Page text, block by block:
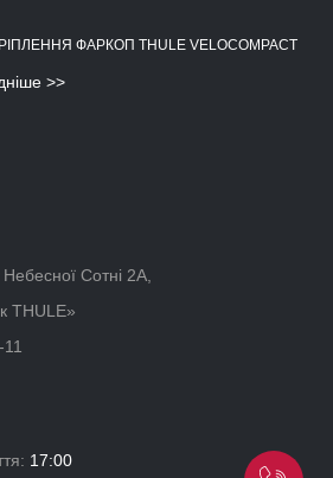
ФАРКОП THULE VELOCOMPACT
>>
Сотні 2А,
THULE»
17:00